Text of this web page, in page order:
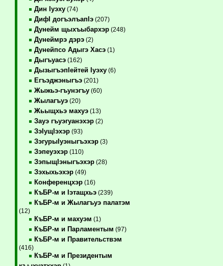
Дин Iуэху(74)
ДифI догъэлъапIэ(207)
Дунейм щыхъыбархэр(248)
Дунеймрэ дэрэ(2)
Дунейпсо Адыгэ Хасэ(1)
Дыгъуасэ(162)
ДызыгъэпIейтей Iуэху(6)
Егъэджэныгъэ(201)
Жыжьэ-гъунэгъу(60)
Жылагъуэ(20)
Жьыщхьэ махуэ(13)
Зауэ гъуэгуанэхэр(2)
ЗэIущIэхэр(93)
ЗэгурыIуэныгъэхэр(3)
Зэпеуэхэр(110)
ЗэпыщIэныгъэхэр(28)
Зэхыхьэхэр(49)
Конференцхэр(16)
КъБР-м и Iэтащхьэ(239)
КъБР-м и Жылагъуэ палатэм
(12)
КъБР-м и махуэм (1)
КъБР-м и Парламентым (97)
КъБР-м и Правительствэм
(416)
КъБР-м и Президентым